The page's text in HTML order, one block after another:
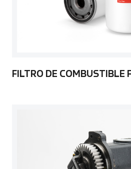
FILTRO DE COMBUSTIBLE